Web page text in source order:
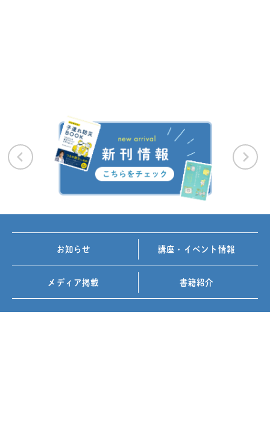
お知らせ 講座・イベント情報
メディア掲載 書籍紹介